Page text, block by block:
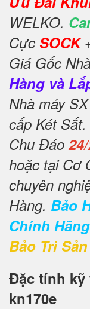
WELKO.
Cực SOCK
Giá Gốc
Hàng và
Nhà máy
cấp Két
Chu Đáo
hoặc tại Cơ
chuyên
Hàng. Bảo
Chính
Bảo Trì
Đặc tính kỹ
kn170e